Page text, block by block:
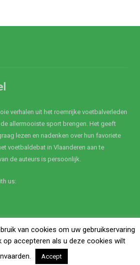
verhalen uit het roemrijke voetbalverleden
allermooiste sport brengen. Het geeft
lezen en nadenken over hun favoriete
voetbaldebat in Vlaanderen aan te
de auteurs is persoonlijk.
us:
van cookies om uw gebruikservaring
op accepteren als u deze cookies wilt
Accept